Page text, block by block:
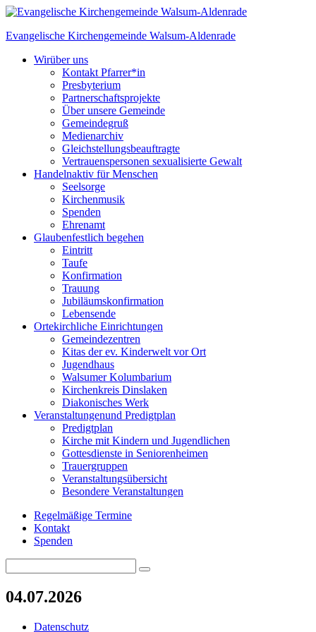
Skip
content
Evangelische Kirchengemeinde Walsum-Aldenrade
Wirüber uns
Kontakt Pfarrer*in
Presbyterium
Partnerschaftsprojekte
Über unsere Gemeinde
Gemeindegruß
Medienarchiv
Gleichstellungs­beauftragte
Vertrauenspersonen sexualisierte Gewalt
Handelnaktiv für Menschen
Seelsorge
Kirchenmusik
Spenden
Ehrenamt
Glaubenfestlich begehen
Eintritt
Taufe
Konfirmation
Trauung
Jubiläumskonfirmation
Lebensende
Ortekirchliche Einrichtungen
Gemeindezentren
Kitas der ev. Kinderwelt vor Ort
Jugendhaus
Walsumer Kolumbarium
Kirchenkreis Dinslaken
Diakonisches Werk
Veranstaltungenund Predigtplan
Predigtplan
Kirche mit Kindern und Jugendlichen
Gottesdienste in Seniorenheimen
Trauergruppen
Veranstaltungsübersicht
Besondere Veranstaltungen
Regelmäßige Termine
Kontakt
Spenden
for:
Search
04.07.2026
Datenschutz